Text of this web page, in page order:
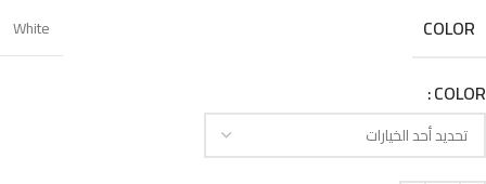
COLOR
White
COLOR